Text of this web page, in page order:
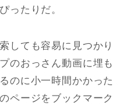
ったりだ。
しても容易に見つかり
のおっさん動画に埋も
のに小一時間かかった
ページをブックマーク